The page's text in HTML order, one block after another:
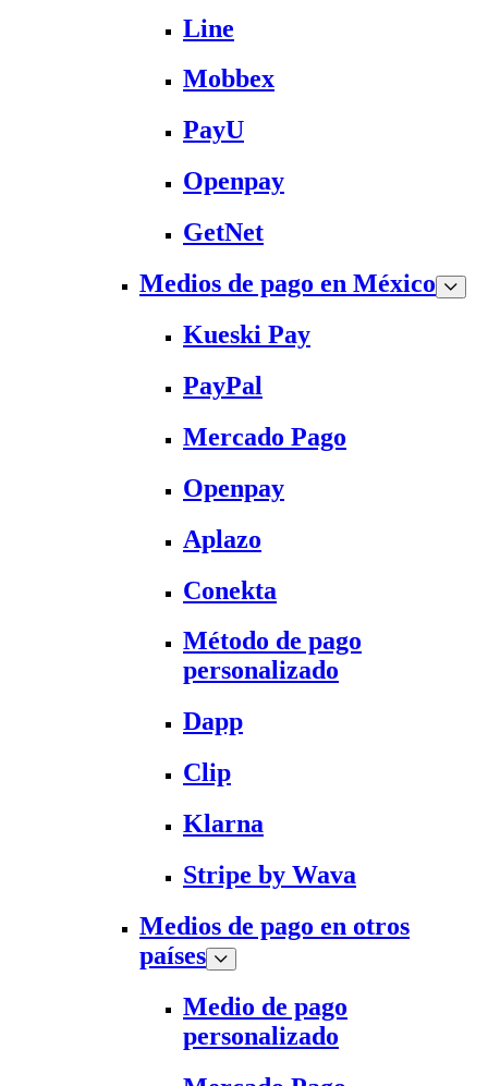
Line
Mobbex
PayU
Openpay
GetNet
Medios de pago en México
Kueski Pay
PayPal
Mercado Pago
Openpay
Aplazo
Conekta
Método de pago
personalizado
Dapp
Clip
Klarna
Stripe by Wava
Medios de pago en otros
países
Medio de pago
personalizado